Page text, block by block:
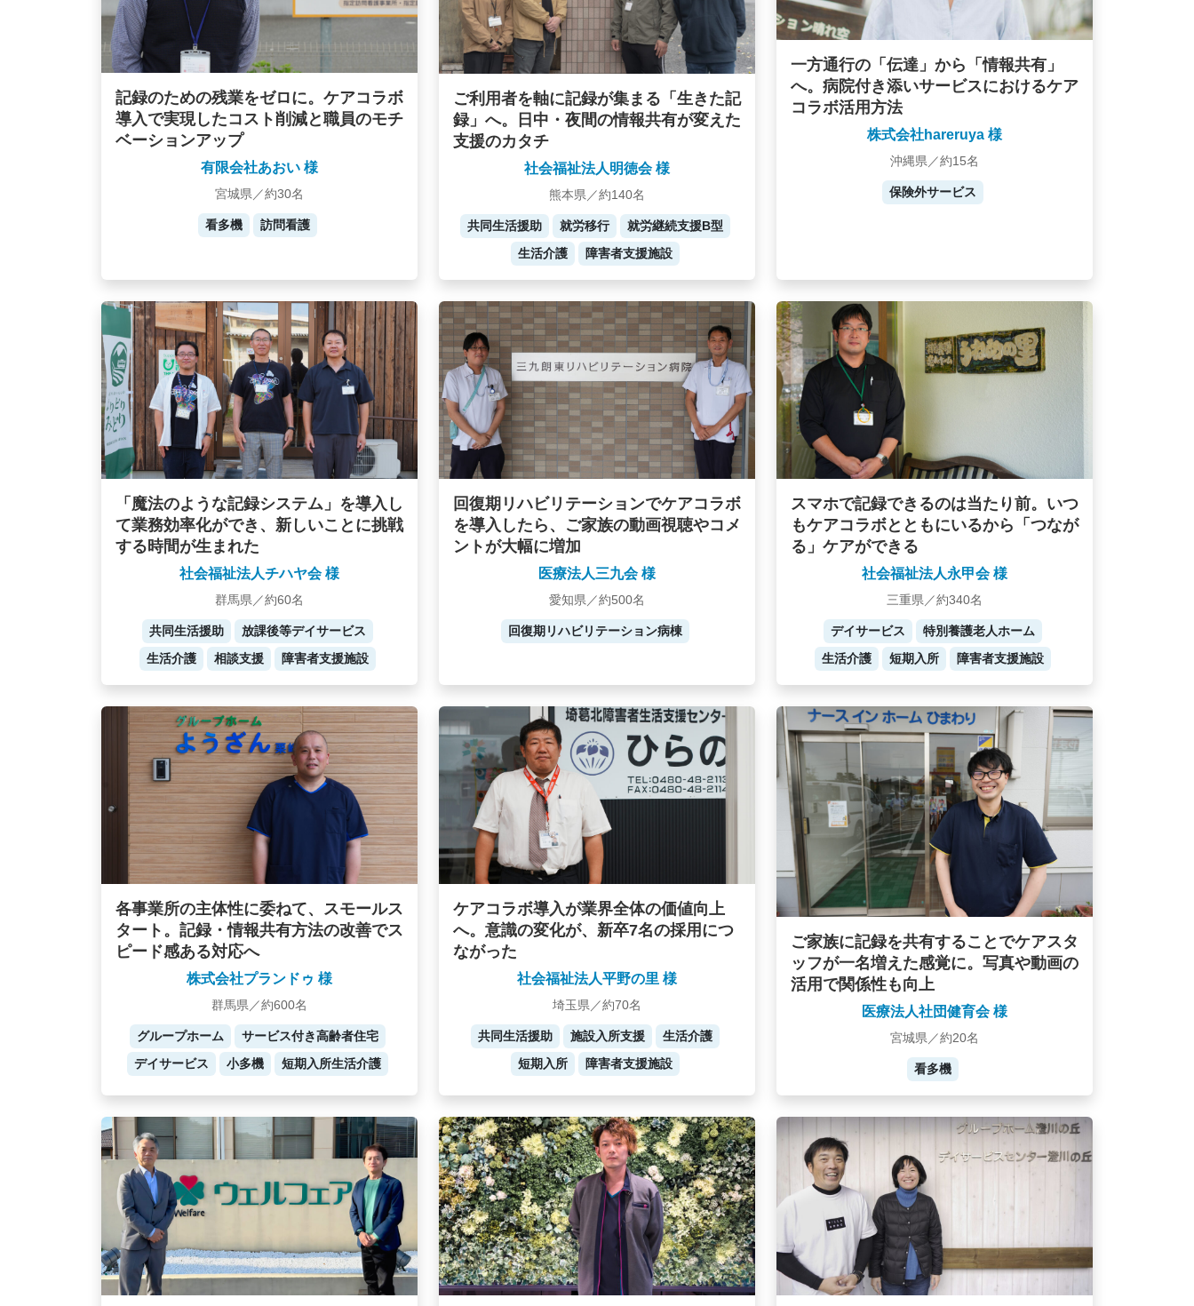
記録のための残業をゼロに。ケアコラボ
導入で実現したコスト削減と職員のモチ
ベーションアップ
有限会社あおい 様
宮城県／約30名
看多機 訪問看護
ご利用者を軸に記録が集まる「生きた記
録」へ。日中・夜間の情報共有が変えた
支援のカタチ
社会福祉法人明徳会 様
熊本県／約140名
共同生活援助 就労移行
就労継続支援B型
生活介護
障害者支援施設
一方通行の「伝達」から「情報共有」
へ。病院付き添いサービスにおけるケア
コラボ活用方法
株式会社hareruya 様
沖縄県／約15名
保険外サービス
「魔法のような記録システム」を導入し
て業務効率化ができ、新しいことに挑戦
する時間が生まれた
社会福祉法人チハヤ会 様
群馬県／約60名
共同生活援助
放課後等デイサービス
生活介護
相談支援 障害者支援施設
回復期リハビリテーションでケアコラボ
を導入したら、ご家族の動画視聴やコメ
ントが大幅に増加
医療法人三九会 様
愛知県／約500名
回復期リハビリテーション病棟
スマホで記録できるのは当たり前。いつ
もケアコラボとともにいるから「つなが
る」ケアができる
社会福祉法人永甲会 様
三重県／約340名
デイサービス
特別養護老人ホーム
生活介護
短期入所 障害者支援施設
各事業所の主体性に委ねて、スモールス
タート。記録・情報共有方法の改善でス
ピード感ある対応へ
株式会社プランドゥ 様
群馬県／約600名
グループホーム
サービス付き高齢者住宅
デイサービス
小多機 短期入所生活介護
ケアコラボ導入が業界全体の価値向上
へ。意識の変化が、新卒7名の採用につ
ながった
社会福祉法人平野の里 様
埼玉県／約70名
共同生活援助 施設入所支援
生活介護
短期入所
障害者支援施設
ご家族に記録を共有することでケアスタ
ッフが一名増えた感覚に。写真や動画の
活用で関係性も向上
医療法人社団健育会 様
宮城県／約20名
看多機